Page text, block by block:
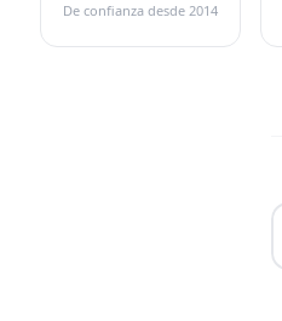
De confianza desde 2014